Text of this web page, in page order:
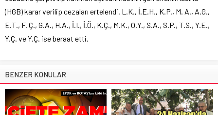
(HGB) karar verilip cezaları ertelendi. L.K., İ.E.H., K.P., M. A., A.G.,
E.T., F. Ç., G.A., H.A., İ.I., İ.Ö., K.Ç., M.K., O.Y., S.A., S.P., T.S., Y.E.,
Y.Ç. ve Y.Ç. ise beraat etti.
BENZER KONULAR